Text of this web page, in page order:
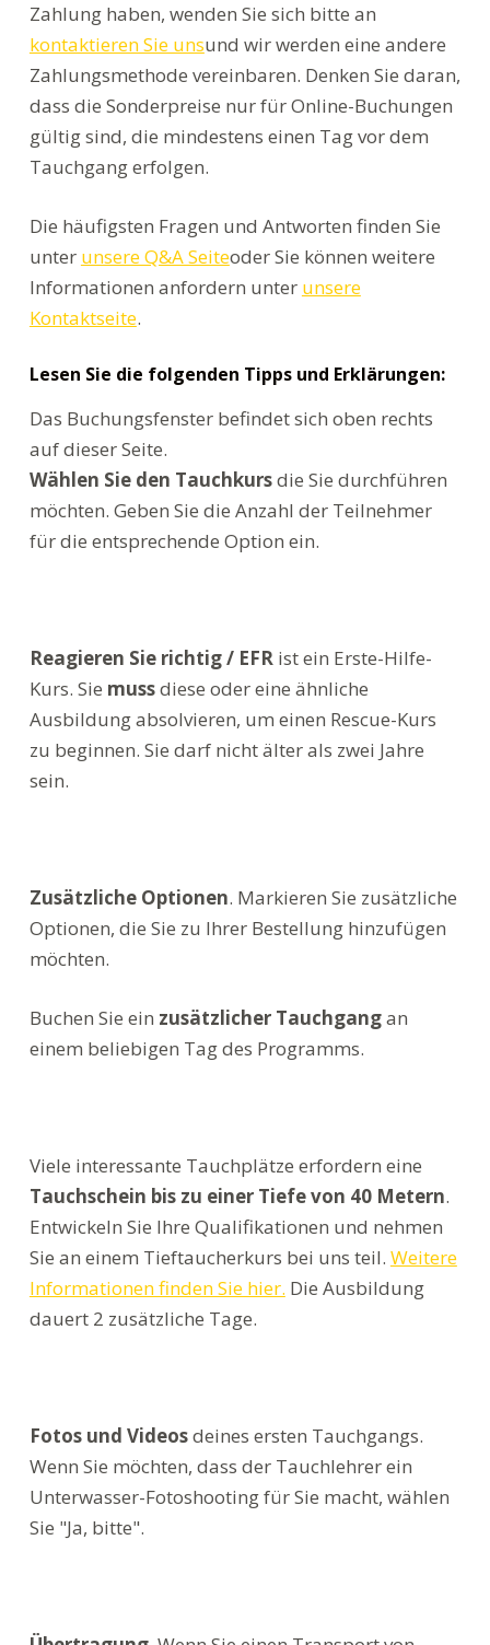
Zahlung haben, wenden Sie sich bitte an
kontaktieren Sie unsund wir werden eine andere
Zahlungsmethode vereinbaren. Denken Sie daran,
dass die Sonderpreise nur für Online-Buchungen
gültig sind, die mindestens einen Tag vor dem
Tauchgang erfolgen.
Die häufigsten Fragen und Antworten finden Sie
unter unsere Q&A Seiteoder Sie können weitere
Informationen anfordern unter unsere
Kontaktseite.
Lesen Sie die folgenden Tipps und Erklärungen:
Das Buchungsfenster befindet sich oben rechts
auf dieser Seite.
Wählen Sie den Tauchkursdie Sie durchführen
möchten. Geben Sie die Anzahl der Teilnehmer
für die entsprechende Option ein.
Reagieren Sie richtig / EFRist ein Erste-Hilfe-
Kurs. Sie mussdiese oder eine ähnliche
Ausbildung absolvieren, um einen Rescue-Kurs
zu beginnen. Sie darf nicht älter als zwei Jahre
sein.
Zusätzliche Optionen. Markieren Sie zusätzliche
Optionen, die Sie zu Ihrer Bestellung hinzufügen
möchten.
Buchen Sie ein zusätzlicher Tauchgangan
einem beliebigen Tag des Programms.
Viele interessante Tauchplätze erfordern eine
Tauchschein bis zu einer Tiefe von 40 Metern.
Entwickeln Sie Ihre Qualifikationen und nehmen
Sie an einem Tieftaucherkurs bei uns teil. Weitere
Informationen finden Sie hier. Die Ausbildung
dauert 2 zusätzliche Tage.
Fotos und Videosdeines ersten Tauchgangs.
Wenn Sie möchten, dass der Tauchlehrer ein
Unterwasser-Fotoshooting für Sie macht, wählen
Sie "Ja, bitte".